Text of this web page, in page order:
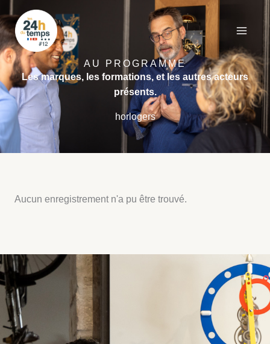
au
contenu
AU PROGRAMME
Les marques, les formations, et les autres acteurs
présents.
horlogers
Aucun enregistrement n'a pu être trouvé.